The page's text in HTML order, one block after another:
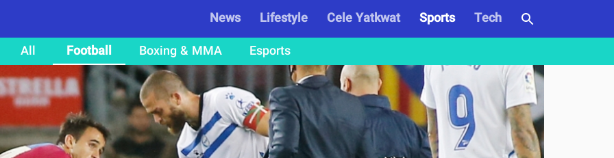
News Lifestyle Cele Yatkwat Sports
Tech
All
Football Boxing & MMA Esports